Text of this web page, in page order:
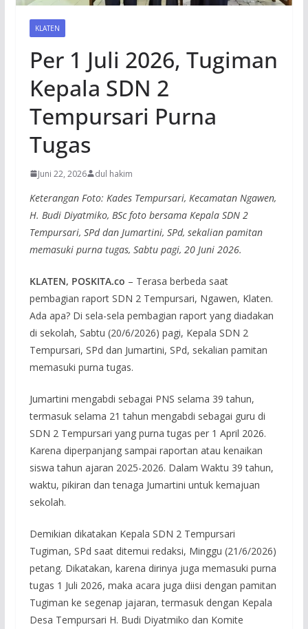
KLATEN
Per 1 Juli 2026, Tugiman
Kepala SDN 2
Tempursari Purna
Tugas
Juni 22, 2026 dul hakim
Keterangan Foto: Kades Tempursari, Kecamatan Ngawen,
H. Budi Diyatmiko, BSc foto bersama Kepala SDN 2
Tempursari, SPd dan Jumartini, SPd, sekalian pamitan
memasuki purna tugas, Sabtu pagi, 20 Juni 2026.
KLATEN, POSKITA.co – Terasa berbeda saat
pembagian raport SDN 2 Tempursari, Ngawen, Klaten.
Ada apa? Di sela-sela pembagian raport yang diadakan
di sekolah, Sabtu (20/6/2026) pagi, Kepala SDN 2
Tempursari, SPd dan Jumartini, SPd, sekalian pamitan
memasuki purna tugas.
Jumartini mengabdi sebagai PNS selama 39 tahun,
termasuk selama 21 tahun mengabdi sebagai guru di
SDN 2 Tempursari yang purna tugas per 1 April 2026.
Karena diperpanjang sampai raportan atau kenaikan
siswa tahun ajaran 2025-2026. Dalam Waktu 39 tahun,
waktu, pikiran dan tenaga Jumartini untuk kemajuan
sekolah.
Demikian dikatakan Kepala SDN 2 Tempursari
Tugiman, SPd saat ditemui redaksi, Minggu (21/6/2026)
petang. Dikatakan, karena dirinya juga memasuki purna
tugas 1 Juli 2026, maka acara juga diisi dengan pamitan
Tugiman ke segenap jajaran, termasuk dengan Kepala
Desa Tempursari H. Budi Diyatmiko dan Komite